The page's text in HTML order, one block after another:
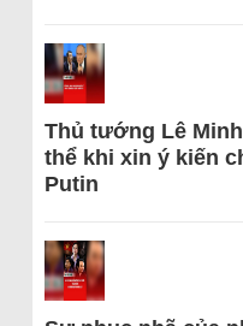
Thủ tướng Lê
thể khi xin ý kiến
Putin